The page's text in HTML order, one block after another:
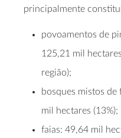
principalmente
povoamentos de
125,21 mil
região);
bosques mistos
mil hectares (13%);
faias: 49,64 mil